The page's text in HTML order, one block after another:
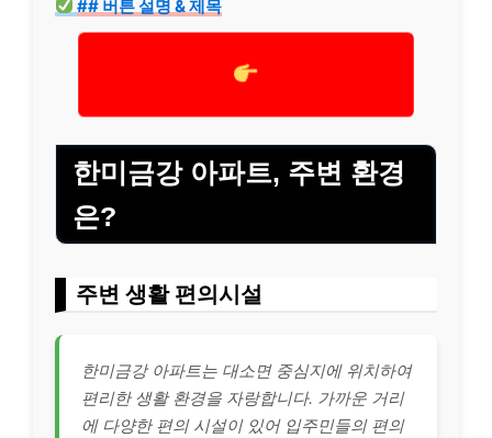
## 버튼 설명 & 제목
한미금강 아파트, 주변 환경
은?
주변 생활 편의시설
한미금강 아파트는 대소면 중심지에 위치하여
편리한 생활 환경을 자랑합니다. 가까운 거리
에 다양한 편의 시설이 있어 입주민들의 편의